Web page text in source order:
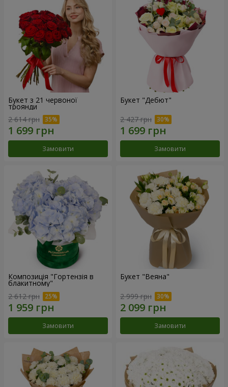
Букет з 21 червоної
троянди
2 614 грн
Замовити
Букет "Дебют"
2 427 грн
Замовити
Композиція "Гортензія в
блакитному"
2 612 грн
Замовити
Букет "Веяна"
2 999 грн
Замовити